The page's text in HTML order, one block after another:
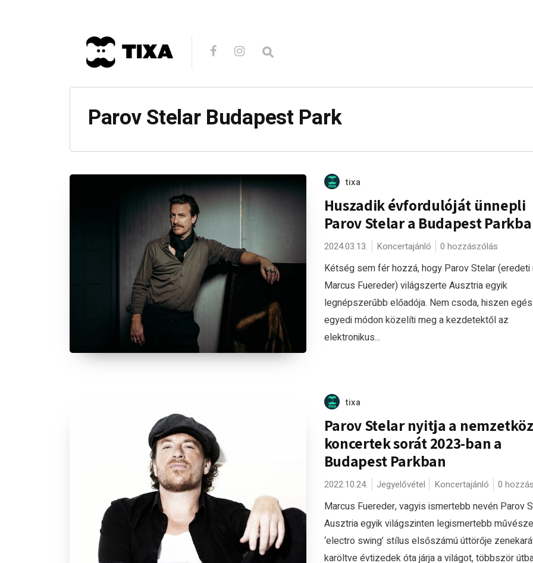
Parov Stelar Budapest Park
tixa
Huszadik évfordulóját ünnepli
Parov Stelar a Budapest
2024.03.13. Koncertajánló 0 hozzászólás
Kétség sem fér hozzá, hogy Parov Stelar (eredeti
Marcus Fuereder) világszerte Ausztria egyik
legnépszerűbb előadója. Nem csoda, hiszen
egyedi módon közelíti meg a kezdetektől az
elektronikus...
tixa
Parov Stelar nyitja a
koncertek sorát 2023-ban a
Budapest Parkban
2022.10.24. Jegyelővétel Koncertajánló 0
Marcus Fuereder, vagyis ismertebb nevén Parov
Ausztria egyik világszinten legismertebb
‘electro swing’ stílus elsőszámú úttörője
karöltve évtizedek óta járja a világot, többször